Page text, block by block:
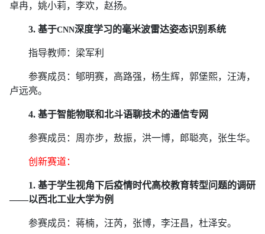
卓冉，姚小莉，李欢，赵扬。
3. 基于CNN深度学习的毫米波雷达姿态识别系统
指导教师：梁军利
参赛成员：郇明赛，高路强，杨生辉，郭堡熙，汪涛，
卢远亮。
4. 基于智能物联和北斗语聊技术的通信专网
参赛成员：周亦步，敖振，洪一博，郎聪亮，张生华。
创新赛道：
1. 基于学生视角下后疫情时代高校教育转型问题的调研
——以西北工业大学为例
参赛成员：蒋楠，汪芮，张博，李汪昌，杜泽安。